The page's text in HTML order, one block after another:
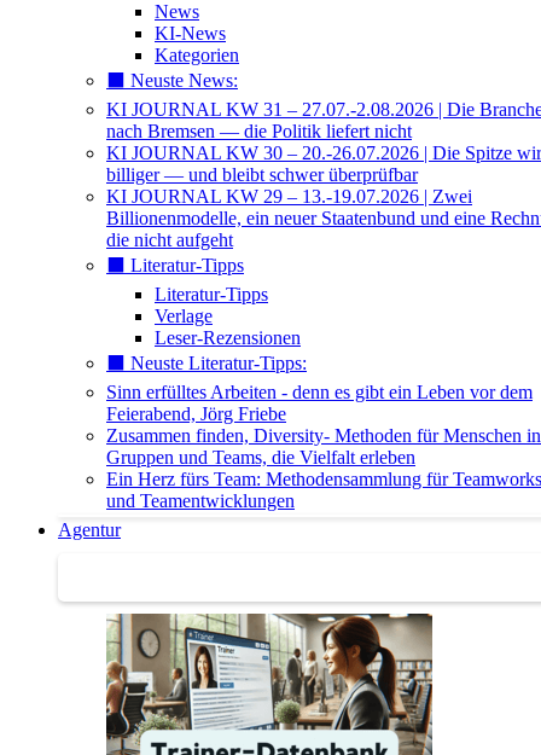
News
KI-News
Kategorien
⬛️ Neuste News:
KI JOURNAL KW 31 – 27.07.-2.08.2026 | Die
nach Bremsen — die Politik liefert nicht
KI JOURNAL KW 30 – 20.-26.07.2026 | Die Spitze
billiger — und bleibt schwer überprüfbar
KI JOURNAL KW 29 – 13.-19.07.2026 | Zwei
Billionenmodelle, ein neuer Staatenbund und eine
die nicht aufgeht
⬛️ Literatur-Tipps
Literatur-Tipps
Verlage
Leser-Rezensionen
⬛️ Neuste Literatur-Tipps:
Sinn erfülltes Arbeiten - denn es gibt ein Leben vor dem
Feierabend, Jörg Friebe
Zusammen finden, Diversity- Methoden für Menschen in
Gruppen und Teams, die Vielfalt erleben
Ein Herz fürs Team: Methodensammlung für
und Teamentwicklungen
Agentur